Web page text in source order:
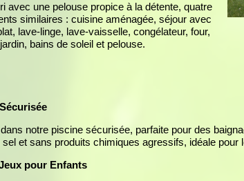
avec une pelouse propice à la détente, quatre
similaires : cuisine aménagée, séjour avec
lave-linge, lave-vaisselle, congélateur, four,
bains de soleil et pelouse.
notre piscine sécurisée, parfaite pour des
et sans produits chimiques agressifs, idéale pour
pour Enfants